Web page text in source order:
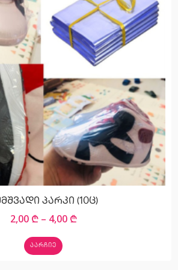
პარკი (10ც)
2,00 ₾ – 4,00 ₾
ᲐᲐᲠᲩᲘᲔ